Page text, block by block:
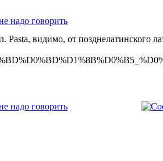
надо говорить
видимо, от позднелатинского
надо говорить